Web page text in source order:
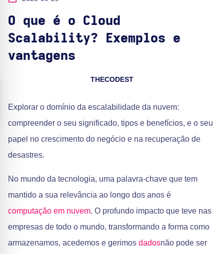
O que é o Cloud
Scalability? Exemplos e
vantagens
THECODEST
Explorar o domínio da escalabilidade da nuvem:
compreender o seu significado, tipos e benefícios, e o seu
papel no crescimento do negócio e na recuperação de
desastres.
No mundo da tecnologia, uma palavra-chave que tem
mantido a sua relevância ao longo dos anos é
computação em nuvem. O profundo impacto que teve nas
empresas de todo o mundo, transformando a forma como
armazenamos, acedemos e gerimos dadosnão pode ser